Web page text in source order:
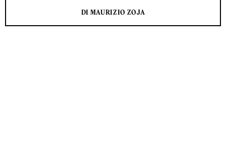
DI MAURIZIO ZOJA